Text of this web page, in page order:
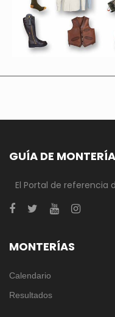
GUÍA DE
El Portal de referencia
MONTERÍAS
Calendario
Resultados